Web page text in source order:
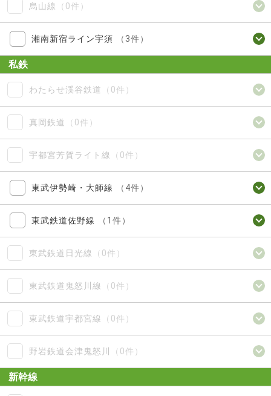
烏山線 （0件）
湘南新宿ライン宇須 （3件）
私鉄
わたらせ渓谷鉄道 （0件）
真岡鉄道 （0件）
宇都宮芳賀ライト線 （0件）
東武伊勢崎・大師線 （4件）
東武鉄道佐野線 （1件）
東武鉄道日光線 （0件）
東武鉄道鬼怒川線 （0件）
東武鉄道宇都宮線 （0件）
野岩鉄道会津鬼怒川 （0件）
新幹線